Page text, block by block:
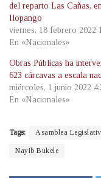
del reparto Las Cañas,
Ilopango
viernes, 18 febrero 2022
En «Nacionales»
Obras Públicas ha
623 cárcavas a escala
miércoles, 1 junio 2022
En «Nacionales»
Tags: Asamblea
Nayib Bukele